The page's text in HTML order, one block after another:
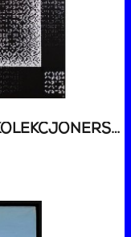
70 AUKCJA SZTUKI - AUKCJA KOLEKCJONERSKA